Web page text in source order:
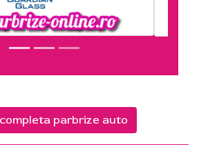
parbrize auto